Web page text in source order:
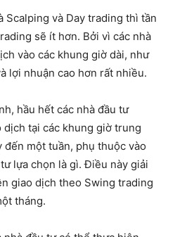
Scalping và Day trading thì tần
sẽ ít hơn. Bởi vì các nhà
vào các khung giờ dài, như
lợi nhuận cao hơn rất nhiều.
hầu hết các nhà đầu tư
tại các khung giờ trung
đến một tuần, phụ thuộc vào
lựa chọn là gì. Điều này giải
giao dịch theo Swing trading
tháng.